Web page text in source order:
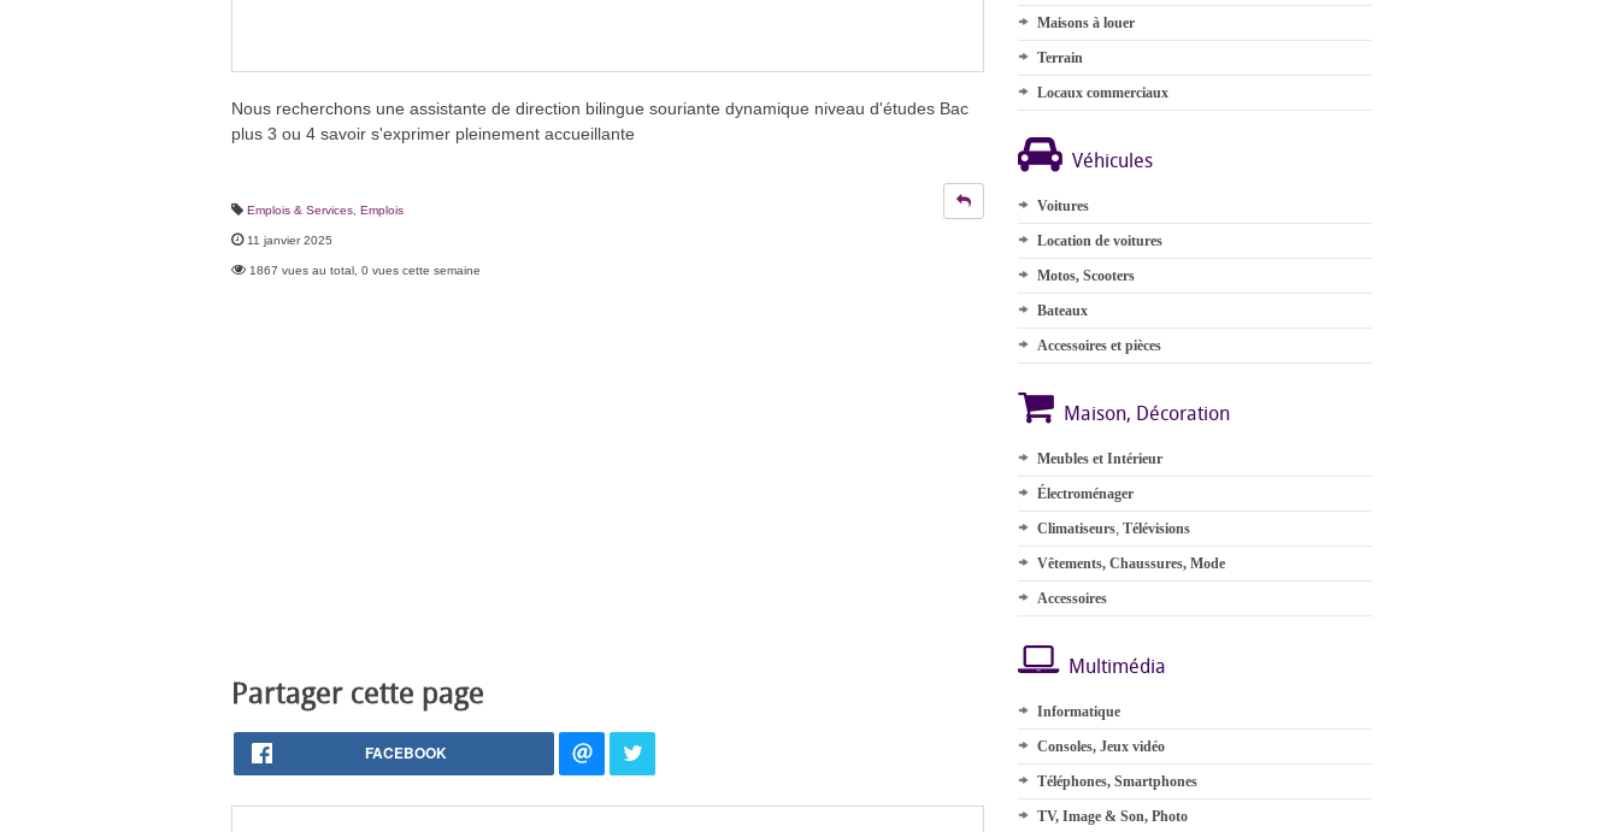
Nous recherchons une assistante de direction bilingue souriante dynamique niveau d'études Bac
plus 3 ou 4 savoir s'exprimer pleinement accueillante
Emplois & Services Emplois
11 janvier 2025
1867 vues au total, 0 vues cette semaine
Partager cette page
FACEBOOK
Maisons à louer
Terrain
Locaux commerciaux
Véhicules
Voitures
Location de voitures
Motos, Scooters
Bateaux
Accessoires et pièces
Maison, Décoration
Meubles et Intérieur
Électroménager
Climatiseurs, Télévisions
Vêtements, Chaussures, Mode
Accessoires
Multimédia
Informatique
Consoles, Jeux vidéo
Téléphones, Smartphones
TV, Image & Son, Photo